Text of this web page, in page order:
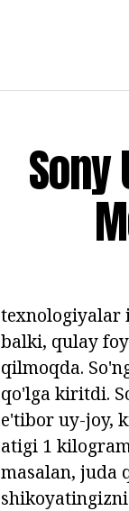
Sony
texnologiyalar
balki, qulay
qilmoqda.
qo'lga kiritdi.
e'tibor uy-joy,
atigi 1
masalan, juda